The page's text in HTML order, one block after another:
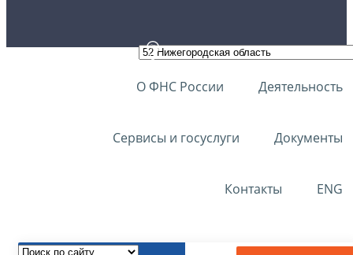
О ФНС России Деятельность
Сервисы и госуслуги Документы
Контакты ENG